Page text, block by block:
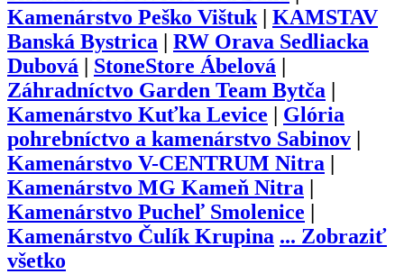
Kamenárstvo Peško Vištuk| KAMSTAV
Banská Bystrica
RW Orava Sedliacka
Dubová
StoneStore Ábelová
Záhradníctvo Garden Team Bytča
Kamenárstvo Kuťka Levice
Glória
pohrebníctvo a kamenárstvo Sabinov
Kamenárstvo V-CENTRUM Nitra
Kamenárstvo MG Kameň Nitra
Kamenárstvo Pucheľ Smolenice
Kamenárstvo Čulík Krupina ... Zobraziť
všetko